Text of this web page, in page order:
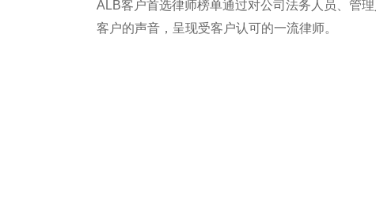
ALB客户首选律师榜单通过对公司法务人员、管
客户的声音，呈现受客户认可的一流律师。